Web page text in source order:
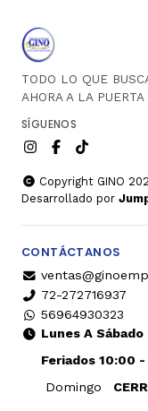
TODO LO QUE
AHORA A LA
SÍGUENOS
Copyright GINO
Desarrollado por
CONTÁCTANOS
72-272716937
56964930323
Lunes A Sábado
Feriados 10:00
Domingo